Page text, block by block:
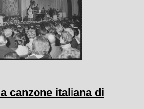
canzone italiana di